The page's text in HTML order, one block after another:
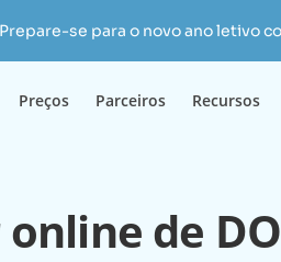
Prepare-se para o novo ano letivo
Preços Parceiros Recursos
de